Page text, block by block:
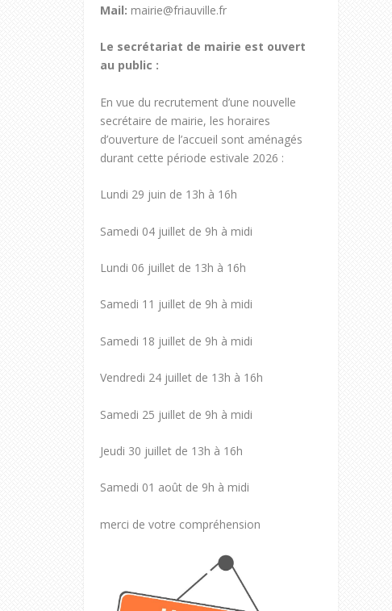
Mail: mairie@friauville.fr
Le secrétariat de mairie est ouvert
au public :
En vue du recrutement d’une nouvelle
secrétaire de mairie, les horaires
d’ouverture de l’accueil sont aménagés
durant cette période estivale 2026 :
Lundi 29 juin de 13h à 16h
Samedi 04 juillet de 9h à midi
Lundi 06 juillet de 13h à 16h
Samedi 11 juillet de 9h à midi
Samedi 18 juillet de 9h à midi
Vendredi 24 juillet de 13h à 16h
Samedi 25 juillet de 9h à midi
Jeudi 30 juillet de 13h à 16h
Samedi 01 août de 9h à midi
merci de votre compréhension